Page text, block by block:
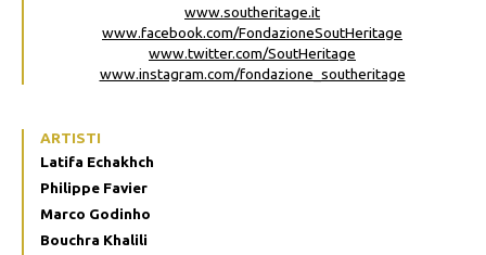
www.southeritage.it
www.facebook.com/FondazioneSoutHeritage
www.twitter.com/SoutHeritage
www.instagram.com/fondazione_southeritage
ARTISTI
Latifa Echakhch
Philippe Favier
Marco Godinho
Bouchra Khalili